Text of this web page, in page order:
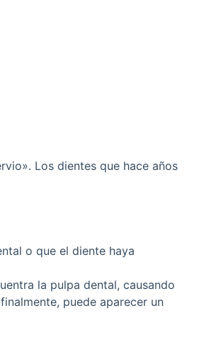
Los dientes que hace años
o que el diente haya
la pulpa dental, causando
puede aparecer un